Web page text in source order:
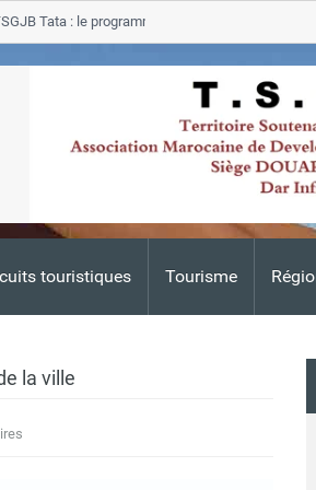
touristiques Tourisme
Tata : le programme de rehabilitation post-
sinistrees
la ville